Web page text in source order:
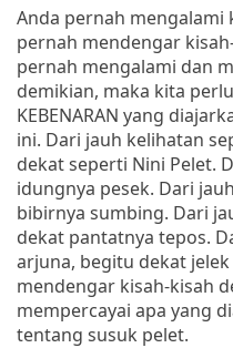
Anda pernah mengalami
pernah mendengar
pernah mengalami dan
demikian, maka kita
KEBENARAN yang
ini. Dari jauh kelihatan
dekat seperti Nini Pelet.
idungnya pesek. Dari
bibirnya sumbing. Dari
dekat pantatnya tepos.
arjuna, begitu dekat
mendengar kisah-kisah
mempercayai apa yang
tentang susuk pelet.